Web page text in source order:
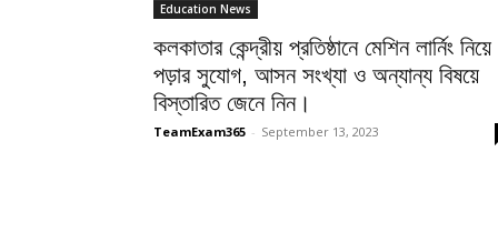
Education News
কলকাতার কেন্দ্রীয় প্রতিষ্ঠানে মেশিন লার্নিং নিয়ে
পড়ার সুযোগ, আসন সংখ্যা ও অন্যান্য বিষয়ে
বিস্তারিত জেনে নিন।
TeamExam365 - September 13, 2023